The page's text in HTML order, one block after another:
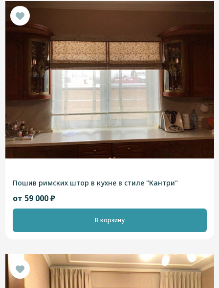
Пошив римских штор в кухне в стиле "Кантри"
от 59 000 ₽
В корзину